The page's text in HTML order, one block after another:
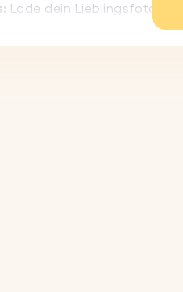
Lade dein Lieblingsfoto
zu verlieren.
moderne Design macht
kann.